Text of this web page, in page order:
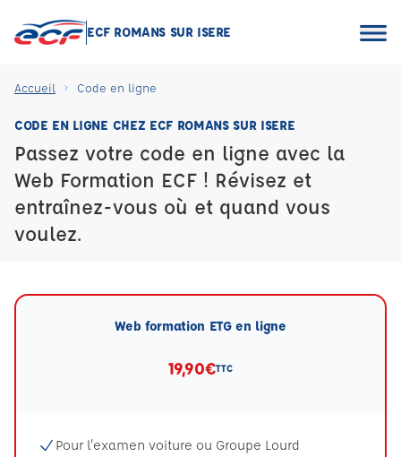
ECF ROMANS SUR ISERE
Accueil Code en ligne
CODE EN LIGNE CHEZ ECF ROMANS SUR ISERE
Passez votre code en ligne avec la
Web Formation ECF ! Révisez et
entraînez-vous où et quand vous
voulez.
Web formation ETG en ligne
19,90€TTC
Pour l'examen voiture ou Groupe Lourd